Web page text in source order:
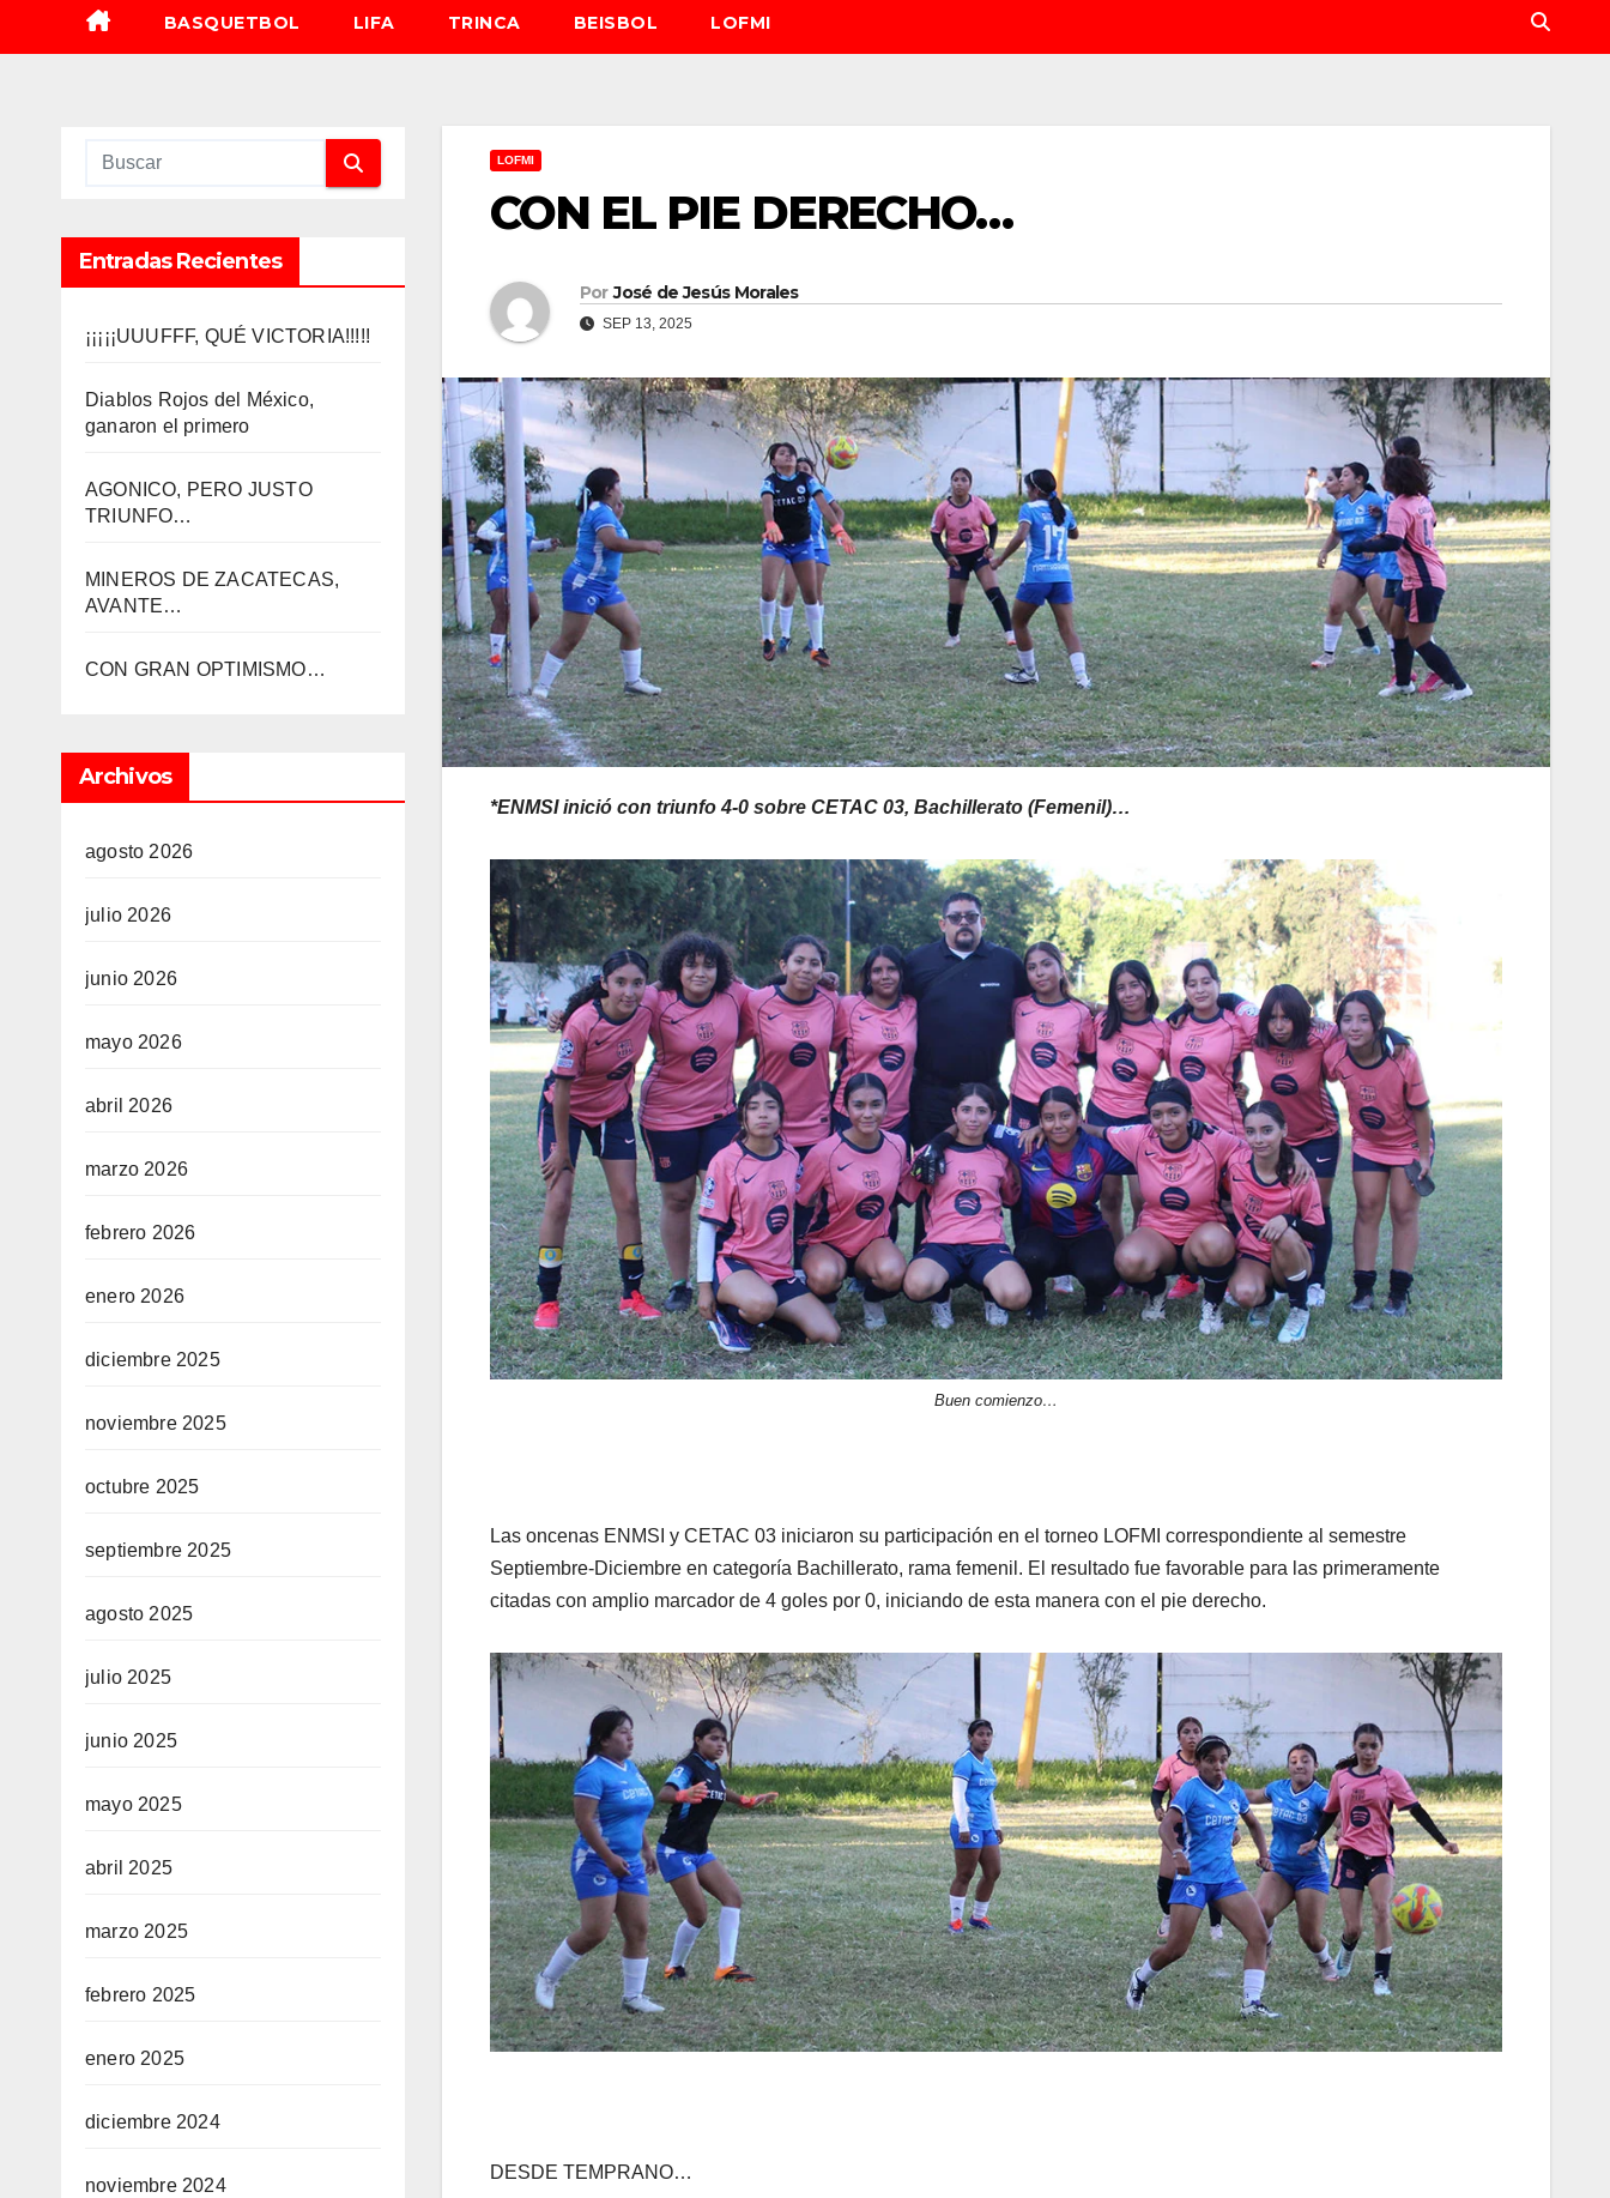
BASQUETBOL LIFA TRINCA BEISBOL LOFMI
Entradas Recientes
¡¡¡¡¡UUUFFF, QUÉ VICTORIA!!!!!
Diablos Rojos del México,
ganaron el primero
AGONICO, PERO JUSTO
TRIUNFO…
MINEROS DE ZACATECAS,
AVANTE…
CON GRAN OPTIMISMO…
Archivos
agosto 2026
julio 2026
junio 2026
mayo 2026
abril 2026
marzo 2026
febrero 2026
enero 2026
diciembre 2025
noviembre 2025
octubre 2025
septiembre 2025
agosto 2025
julio 2025
junio 2025
mayo 2025
abril 2025
marzo 2025
febrero 2025
enero 2025
diciembre 2024
noviembre 2024
LOFMI
CON EL PIE DERECHO…
Por José de Jesús Morales
SEP 13, 2025
*ENMSI inició con triunfo 4-0 sobre CETAC 03, Bachillerato (Femenil)…
Buen comienzo…
Las oncenas ENMSI y CETAC 03 iniciaron su participación en el torneo LOFMI correspondiente al semestre
Septiembre-Diciembre en categoría Bachillerato, rama femenil. El resultado fue favorable para las primeramente
citadas con amplio marcador de 4 goles por 0, iniciando de esta manera con el pie derecho.
DESDE TEMPRANO…